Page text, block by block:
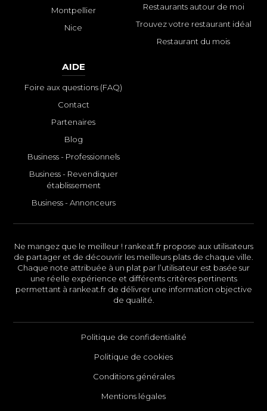
Montpellier
Nice
Restaurants autour de moi
Trouvez votre restaurant idéal
Restaurant du mois
AIDE
Foire aux questions (FAQ)
Contact
Partenaires
Blog
Business - Professionnels
Business - Revendiquer
établissement
Business - Annonceurs
Ne mangez que le meilleur ! rankeat.fr propose aux utilisateurs
de partager et de découvrir les meilleurs plats de chaque ville.
Chaque note attribuée à un plat par l’utilisateur est basée sur
une réelle expérience et différents critères pertinents
permettant à rankeat.fr de délivrer une information objective
de qualité.
Politique de confidentialité
Politique de cookies
Conditions générales
Mentions légales